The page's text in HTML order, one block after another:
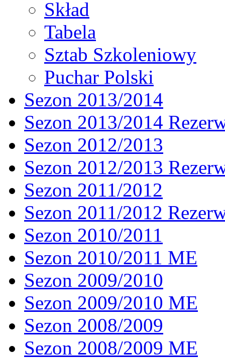
Skład
Tabela
Sztab Szkoleniowy
Puchar Polski
Sezon 2013/2014
Sezon 2013/2014
Sezon 2012/2013
Sezon 2012/2013
Sezon 2011/2012
Sezon 2011/2012
Sezon 2010/2011
Sezon 2010/2011 ME
Sezon 2009/2010
Sezon 2009/2010 ME
Sezon 2008/2009
Sezon 2008/2009 ME